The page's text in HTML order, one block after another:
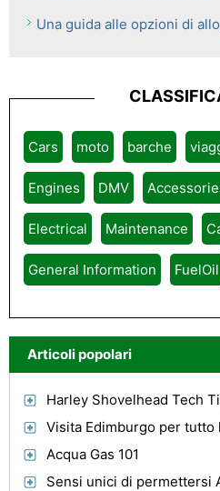
Una guida alle opzioni di
Cars moto barche
Engines DMV
Electrical Maintenance
General Information FuelOil
Articoli popolari
Harley Shovelhead Tech
Visita Edimburgo per tutto
Acqua Gas 101
Sensi unici di permettersi